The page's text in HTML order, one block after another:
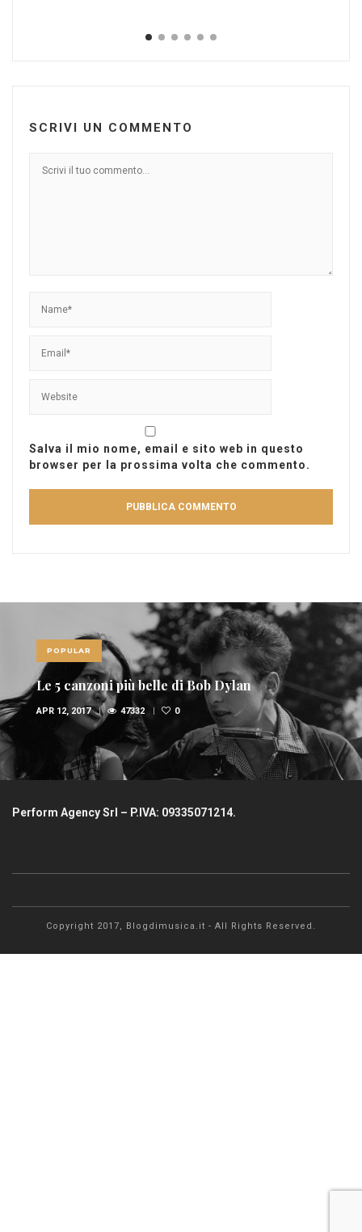
SCRIVI UN COMMENTO
Salva il mio nome, email e sito web in questo
browser per la prossima volta che commento.
POPULAR
Le 5 canzoni più belle di Bob Dylan
APR 12, 2017 47332 0
Perform Agency Srl – P.IVA: 09335071214.
Copyright 2017, Blogdimusica.it - All Rights Reserved.